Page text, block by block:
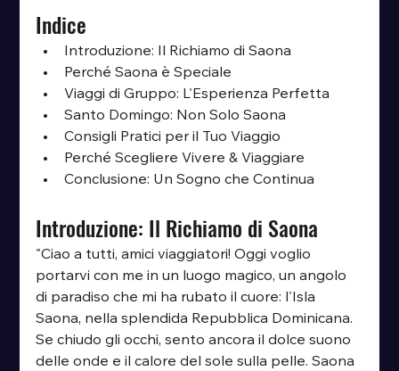
Indice
Introduzione: Il Richiamo di Saona
Perché Saona è Speciale
Viaggi di Gruppo: L'Esperienza Perfetta
Santo Domingo: Non Solo Saona
Consigli Pratici per il Tuo Viaggio
Perché Scegliere Vivere & Viaggiare
Conclusione: Un Sogno che Continua
Introduzione: Il Richiamo di Saona
"Ciao a tutti, amici viaggiatori! Oggi voglio
portarvi con me in un luogo magico, un angolo
di paradiso che mi ha rubato il cuore: l'Isla
Saona, nella splendida Repubblica Dominicana.
Se chiudo gli occhi, sento ancora il dolce suono
delle onde e il calore del sole sulla pelle. Saona